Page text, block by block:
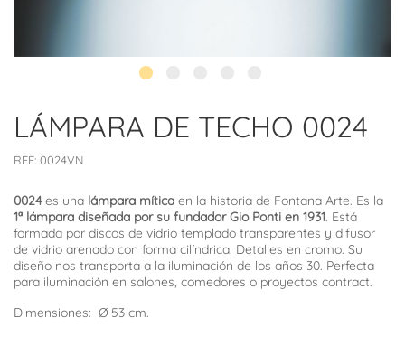
LÁMPARA DE TECHO 0024
REF: 0024VN
0024es una lámpara mítica en la historia de Fontana Arte. Es la
1ª lámpara diseñada por su fundador Gio Ponti en 1931. Está
formada por discos de vidrio templado transparentes y difusor
de vidrio arenado con forma cilíndrica. Detalles en cromo. Su
diseño nos transporta a la iluminación de los años 30. Perfecta
para iluminación en salones, comedores o proyectos contract.
Dimensiones: Ø 53 cm.